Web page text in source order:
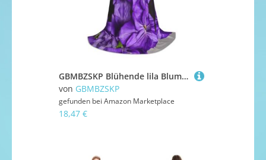
GBMBZSKP Blühende lila Blumen), Halloween-Kapuzenumhang, Hexenhut für Jungen, Mädchen, Kinder, 85–134 cm, Kapuzenumhang, Halloween, Vampir-Kostüm, Cosplay, Ostern, Maskerade, Party
von GBMBZSKP
gefunden bei Amazon Marketplace
18,47 €